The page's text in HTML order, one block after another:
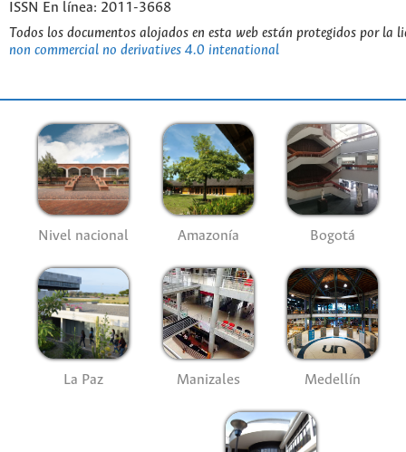
ISSN En línea: 2011-3668
Todos los documentos alojados en esta web están protegidos por la
non commercial no derivatives 4.0 intenational
Nivel nacional Amazonía Bogotá
La Paz Manizales Medellín